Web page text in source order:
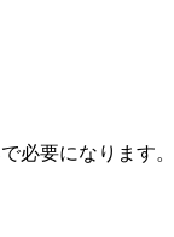
必要になります。